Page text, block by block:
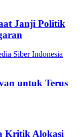
Janji Politik
untuk Terus
Kritik Alokasi